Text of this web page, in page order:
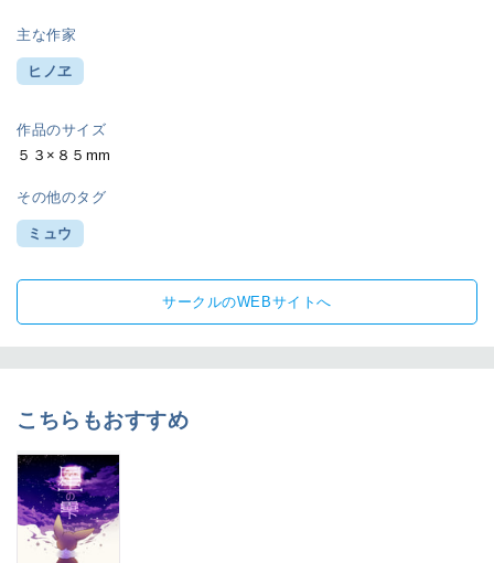
主な作家
ヒノヱ
作品のサイズ
５３×８５mm
その他のタグ
ミュウ
サークルのWEBサイトへ
こちらもおすすめ